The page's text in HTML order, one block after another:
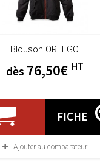
Blouson ORTEGO
dès 76,50€ HT
FICHE
Ajouter au comparateur